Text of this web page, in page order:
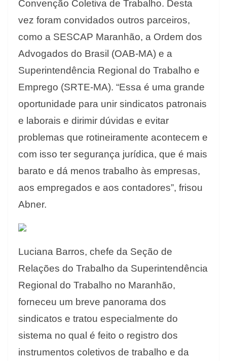
Convenção Coletiva de Trabalho. Desta
vez foram convidados outros parceiros,
como a SESCAP Maranhão, a Ordem dos
Advogados do Brasil (OAB-MA) e a
Superintendência Regional do Trabalho e
Emprego (SRTE-MA). “Essa é uma grande
oportunidade para unir sindicatos patronais
e laborais e dirimir dúvidas e evitar
problemas que rotineiramente acontecem e
com isso ter segurança jurídica, que é mais
barato e dá menos trabalho às empresas,
aos empregados e aos contadores”, frisou
Abner.
Luciana Barros, chefe da Seção de
Relações do Trabalho da Superintendência
Regional do Trabalho no Maranhão,
forneceu um breve panorama dos
sindicatos e tratou especialmente do
sistema no qual é feito o registro dos
instrumentos coletivos de trabalho e da